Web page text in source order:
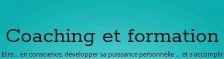
Coaching et formation
Etre… en conscience, développer sa puissance personnelle … et s'accomplir